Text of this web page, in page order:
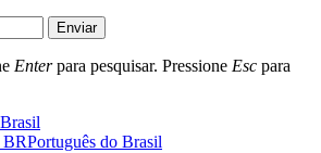
Enviar
Enterpara pesquisar. Pressione Esc para
Português do Brasil